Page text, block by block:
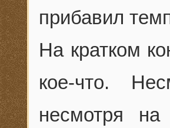
прибавил
На кратком
кое-что.
несмотря на